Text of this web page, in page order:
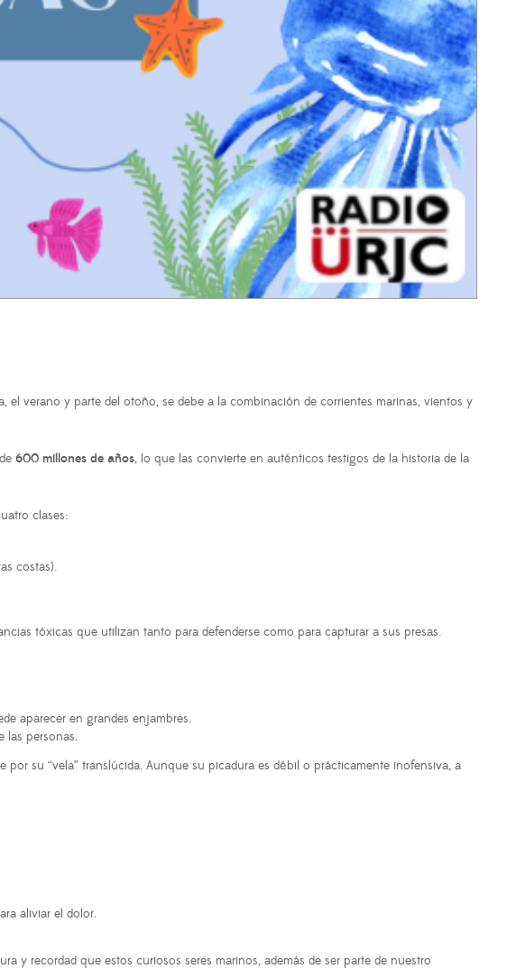
el verano y parte del otoño, se debe a la combinación de corrientes marinas, vientos y
600 millones de años, lo que las convierte en auténticos testigos de la historia de la
clases:
costas).
tóxicas que utilizan tanto para defenderse como para capturar a sus presas.
aparecer en grandes enjambres.
las personas.
su “vela” translúcida. Aunque su picadura es débil o prácticamente inofensiva, a
aliviar el dolor.
y recordad que estos curiosos seres marinos, además de ser parte de nuestro